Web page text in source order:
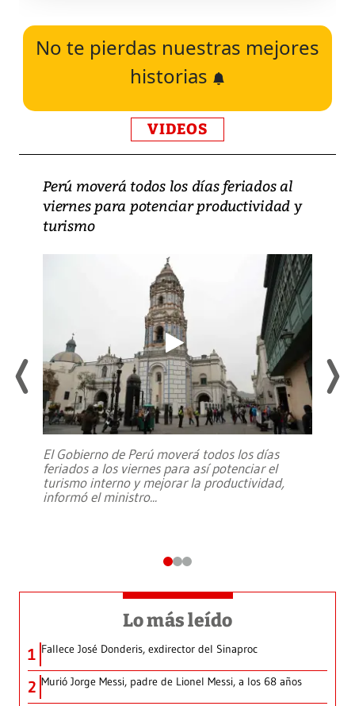
No te pierdas nuestras mejores
historias
VIDEOS
Perú moverá todos los días feriados al
viernes para potenciar productividad y
turismo
El Gobierno de Perú moverá todos los días
feriados a los viernes para así potenciar el
turismo interno y mejorar la productividad,
informó el ministro...
Lo más leído
1 Fallece José Donderis, exdirector del Sinaproc
2 Murió Jorge Messi, padre de Lionel Messi, a los 68 años